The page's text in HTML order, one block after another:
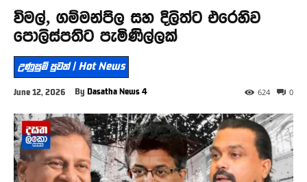
විමල්, ගම්මන්පිල සහ දිලිත්ට එරෙහිව
පොලිස්පතිට පැමිණිල්ලක්
උණුසුම් පුවත් | Hot News
June 12, 2026 By Dasatha News 4 0
624